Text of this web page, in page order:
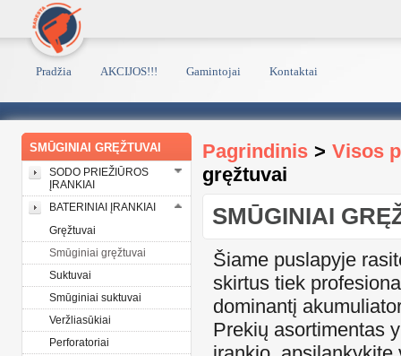
Pradžia AKCIJOS!!! Gamintojai Kontaktai
SMŪGINIAI GRĘŽTUVAI
SODO PRIEŽIŪROS
ĮRANKIAI
BATERINIAI ĮRANKIAI
Gręžtuvai
Smūginiai gręžtuvai
Suktuvai
Smūginiai suktuvai
Veržliasūkiai
Perforatoriai
Pagrindinis > Visos
gręžtuvai
SMŪGINIAI
Šiame puslapyje
skirtus tiek
dominantį
Prekių asortimentas